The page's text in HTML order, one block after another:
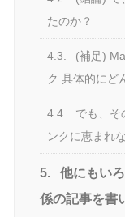
たのか？
4.3.
(補足)
ク 具体的にど
4.4.
でも、そ
ンクに恵まれ
5.
他にもい
係の記事を書